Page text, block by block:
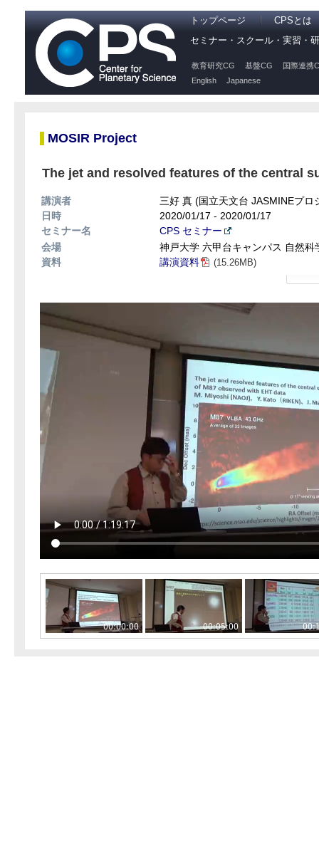
トップページ
CPSとは
セミナー・スクール・実習・
教育研究CG 基盤CG
国際連携
English
Japanese
MOSIR Project
The jet and resolved features of the central
講演者
三好 真 (国立天文台 JASMINEプロ
日時
2020/01/17 - 2020/01/17
セミナー名
CPS セミナー
会場
神戸大学 六甲台キャンパス 自然
資料
講演資料 (15.26MB)
00:00:00 00:05:00